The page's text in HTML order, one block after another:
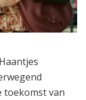
toekomst van